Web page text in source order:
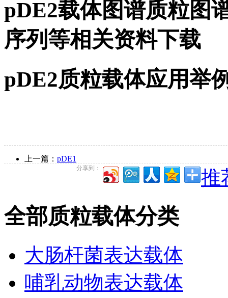
pDE2载体图谱质粒图
序列等相关资料下载
pDE2质粒载体应用举
上一篇： pDE1
分享到： 推
全部质粒载体分类
大肠杆菌表达载体
哺乳动物表达载体